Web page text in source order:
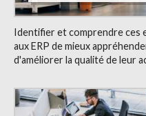
Identifier et comprendre
aux ERP de mieux
d'améliorer la qualité de leur